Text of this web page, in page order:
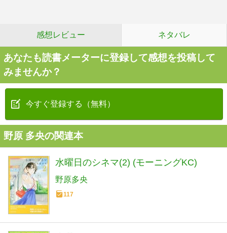
感想レビュー ネタバレ
あなたも読書メーターに登録して感想を投稿して
みませんか？
今すぐ登録する（無料）
野原 多央の関連本
水曜日のシネマ(2) (モーニングKC)
野原多央
117